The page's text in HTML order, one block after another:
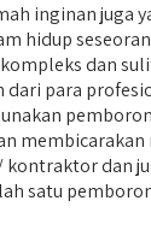
inginan juga
hidup
dan
para
membicarakan
dan
satu